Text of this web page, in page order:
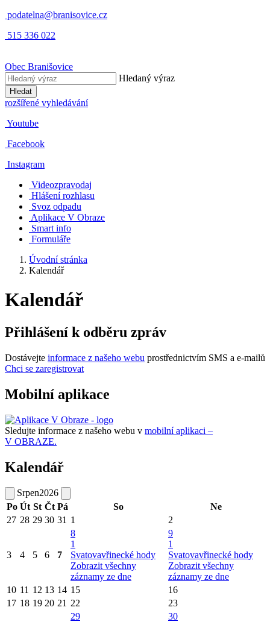
podatelna@branisovice.cz
515 336 022
Obec Branišovice
Hledaný výraz
Hledat
rozšířené vyhledávání
Youtube
Facebook
Instagram
Videozpravodaj
Hlášení rozhlasu
Svoz odpadu
Aplikace V Obraze
Smart info
Formuláře
Úvodní stránka
Kalendář
Kalendář
Přihlášení k odběru zpráv
Dostávejte informace z našeho webu prostřednictvím SMS a e-mailů
Chci se zaregistrovat
Mobilní aplikace
Sledujte informace z našeho webu v mobilní aplikaci –
V OBRAZE.
Kalendář
Srpen2026
Po Út St Čt Pá So
Ne
27 28 29 30 31 1 2
3 4 5 6 7
8
1
Svatovavřinecké hody
Zobrazit všechny
záznamy ze dne
9
1
Svatovavřinecké hody
Zobrazit všechny
záznamy ze dne
10 11 12 13 14 15
16
17 18 19 20 21 22
23
29
30